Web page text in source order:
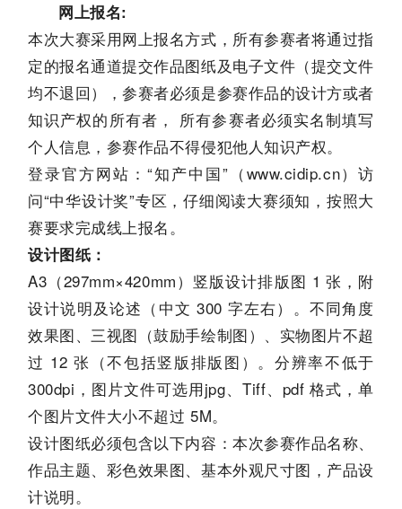
网上报名:
本次大赛采用网上报名方式，所有参赛者将通过指
定的报名通道提交作品图纸及电子文件（提交文件
均不退回），参赛者必须是参赛作品的设计方或者
知识产权的所有者， 所有参赛者必须实名制填写
个人信息，参赛作品不得侵犯他人知识产权。
登录官方网站：“知产中国”（www.cidip.cn）访
问“中华设计奖”专区，仔细阅读大赛须知，按照大
赛要求完成线上报名。
设计图纸：
A3（297mm×420mm）竖版设计排版图 1 张，附
设计说明及论述（中文 300 字左右）。不同角度
效果图、三视图（鼓励手绘制图）、实物图片不超
过 12 张（不包括竖版排版图）。分辨率不低于
300dpi，图片文件可选用jpg、Tiff、pdf 格式，单
个图片文件大小不超过 5M。
设计图纸必须包含以下内容：本次参赛作品名称、
作品主题、彩色效果图、基本外观尺寸图，产品设
计说明。